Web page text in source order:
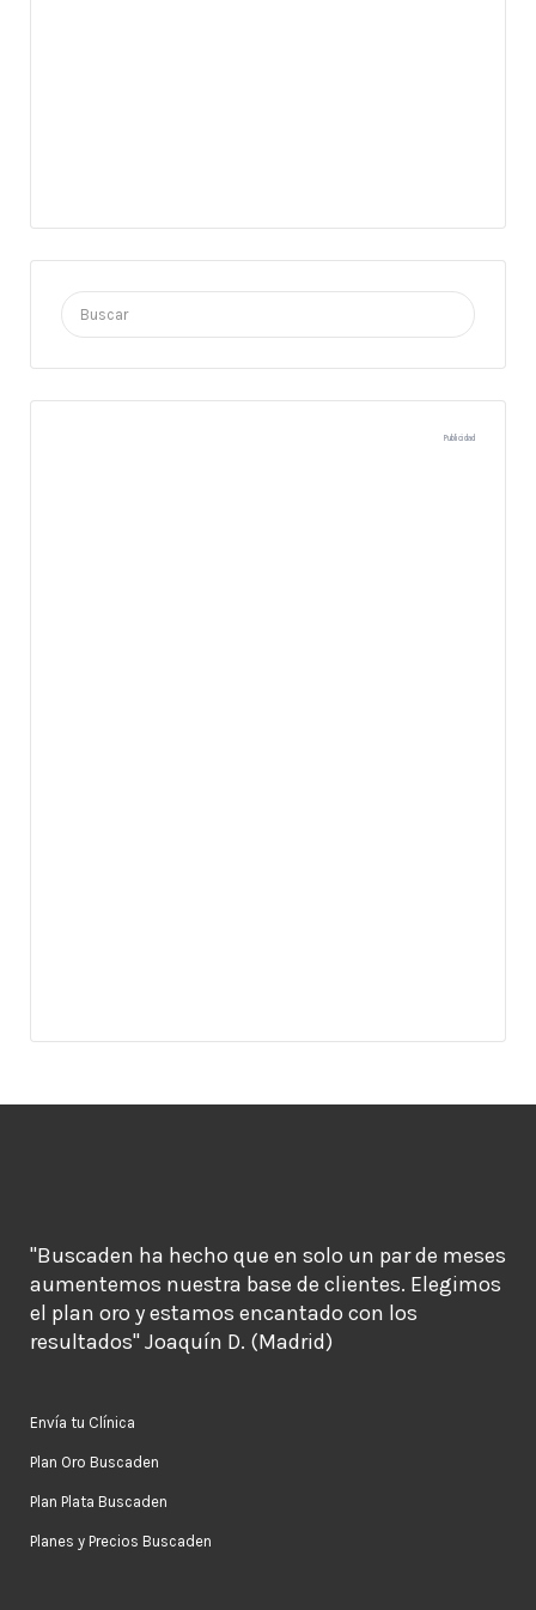
Buscar
por:
Publicidad
"Buscaden ha hecho que en solo un par de meses
aumentemos nuestra base de clientes. Elegimos
el plan oro y estamos encantado con los
resultados" Joaquín D. (Madrid)
Envía tu Clínica
Plan Oro Buscaden
Plan Plata Buscaden
Planes y Precios Buscaden